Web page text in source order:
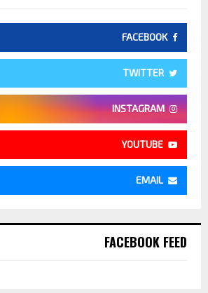
FACEBOOK
TWITTER
INSTAGRAM
YOUTUBE
EMAIL
FACEBOOK FEED